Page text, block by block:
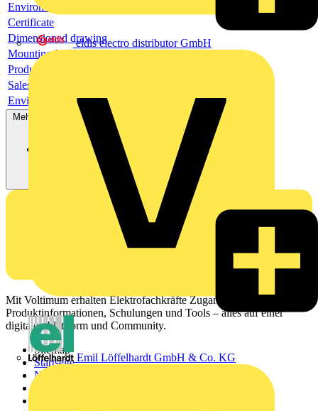
eldis electro distributor GmbH
Emil Löffelhardt GmbH & Co. KG
Environmental compliance declaration
Certificate
Dimensioned drawing
Mounting Instruction
Product data sheet
Sales brochure
Environmental compliance declaration
Mehr anzeigen
Mit Voltimum erhalten Elektrofachkräfte Zugang zu Branchennews,
Produktinformationen, Schulungen und Tools – alles auf einer
digitalen Plattform und Community.
Sitemap
Startseite
News